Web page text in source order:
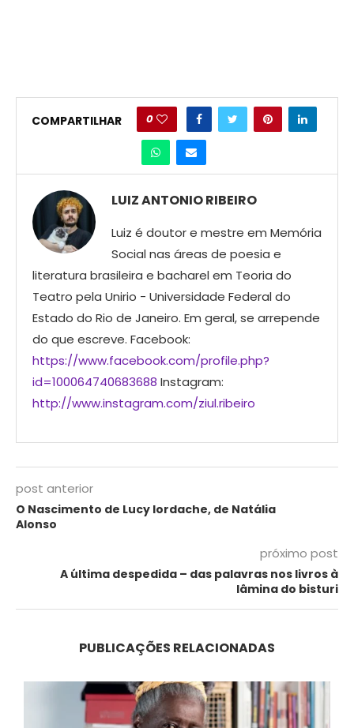
COMPARTILHAR 0
LUIZ ANTONIO RIBEIRO
Luiz é doutor e mestre em Memória
Social nas áreas de poesia e
literatura brasileira e bacharel em Teoria do
Teatro pela Unirio - Universidade Federal do
Estado do Rio de Janeiro. Em geral, se arrepende
do que escreve. Facebook:
https://www.facebook.com/profile.php?
id=100064740683688 Instagram:
http://www.instagram.com/ziul.ribeiro
post anterior
O Nascimento de Lucy Iordache, de Natália
Alonso
próximo post
A última despedida – das palavras nos livros à
lâmina do bisturi
PUBLICAÇÕES RELACIONADAS